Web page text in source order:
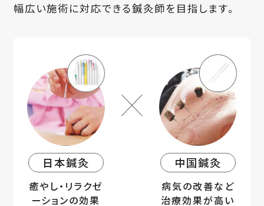
幅広い施術に対応できる鍼灸師を目指します。
日本鍼灸
癒やし・リラクゼ
ーションの効果
中国鍼灸
病気の改善など
治療効果が高い